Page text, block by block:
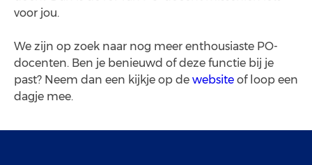
voor jou.
We zijn op zoek naar nog meer enthousiaste PO-
docenten. Ben je benieuwd of deze functie bij je
past? Neem dan een kijkje op de website of loop een
dagje mee.